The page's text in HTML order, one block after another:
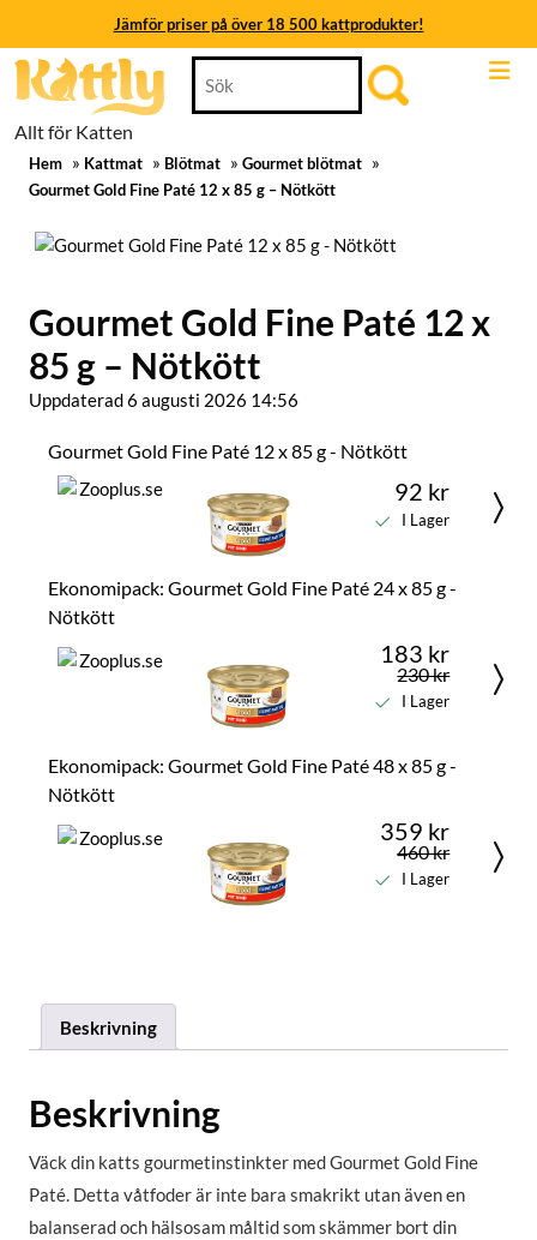
Jämför priser på över 18 500 kattprodukter!
Jämför priser på över 18 500 kattprodukter!
Jämför priser på över 18 500 kattprodukter!
Jämför priser på över 18 500 kattprodukter!
Skip
Allt för Katten
for:
Hem » Kattmat » Blötmat » Gourmet blötmat »
Gourmet Gold Fine Paté 12 x 85 g – Nötkött
Gourmet Gold Fine Paté 12 x
85 g – Nötkött
Uppdaterad 6 augusti 2026 14:56
Gourmet Gold Fine Paté 12 x 85 g - Nötkött
92 kr
I Lager
Ekonomipack: Gourmet Gold Fine Paté 24 x 85 g -
Nötkött
183 kr
230 kr
I Lager
Ekonomipack: Gourmet Gold Fine Paté 48 x 85 g -
Nötkött
359 kr
460 kr
I Lager
Beskrivning
Beskrivning
Väck din katts gourmetinstinkter med Gourmet Gold Fine
Paté. Detta våtfoder är inte bara smakrikt utan även en
balanserad och hälsosam måltid som skämmer bort din